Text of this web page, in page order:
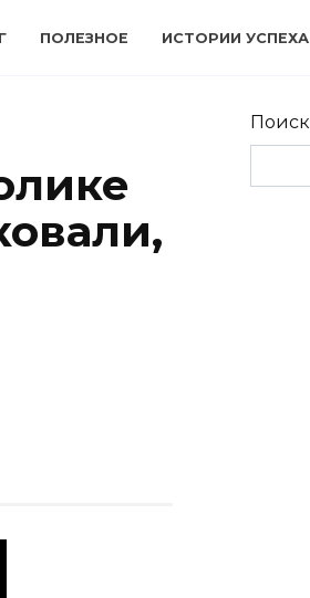
ПОЛЕЗНОЕ ИСТОРИИ УСПЕХА
Поиск